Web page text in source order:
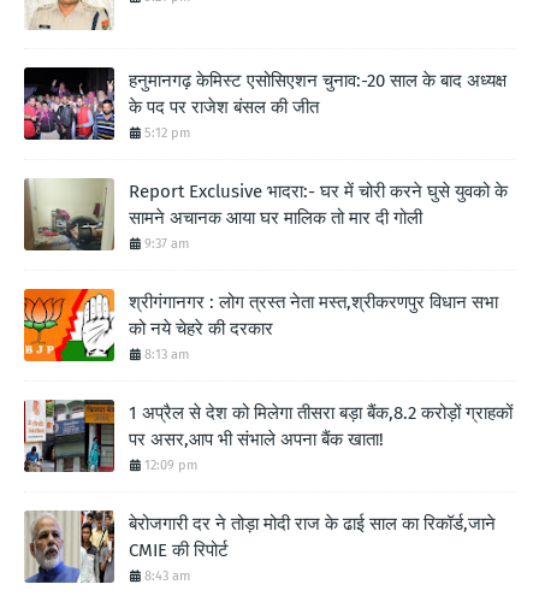
हनुमानगढ़ केमिस्ट एसोसिएशन चुनाव:-20 साल के बाद अध्यक्ष
के पद पर राजेश बंसल की जीत
5:12 pm
Report Exclusive भादरा:- घर में चोरी करने घुसे युवको के
सामने अचानक आया घर मालिक तो मार दी गोली
9:37 am
श्रीगंगानगर : लोग त्रस्त नेता मस्त,श्रीकरणपुर विधान सभा
को नये चेहरे की दरकार
8:13 am
1 अप्रैल से देश को मिलेगा तीसरा बड़ा बैंक,8.2 करोड़ों ग्राहकों
पर असर,आप भी संभाले अपना बैंक खाता!
12:09 pm
बेरोजगारी दर ने तोड़ा मोदी राज के ढाई साल का रिकॉर्ड,जाने
CMIE की रिपोर्ट
8:43 am